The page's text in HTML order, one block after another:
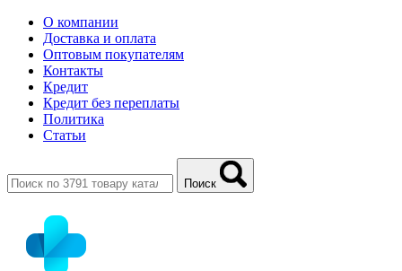
О компании
Доставка и оплата
Оптовым покупателям
Контакты
Кредит
Кредит без переплаты
Политика
Статьи
Поиск